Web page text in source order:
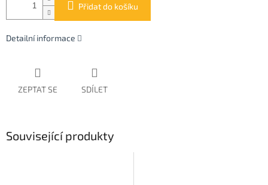
Přidat do košíku
Detailní informace
ZEPTAT SE SDÍLET
Související produkty